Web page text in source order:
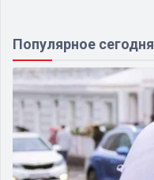
Популярное сегодня